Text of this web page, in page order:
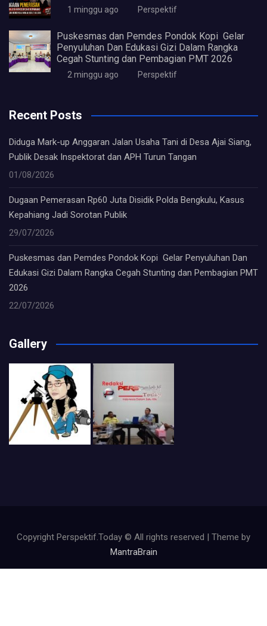
1 minggu ago Perspektif
Puskesmas dan Pemdes Pondok Kopi Gelar
Penyuluhan Dan Edukasi Gizi Dalam Rangka
Cegah Stunting dan Pembagian PMT 2026
2 minggu ago Perspektif
Recent Posts
Diduga Mark-up Anggaran Jalan Usaha Tani di Desa Ajai Siang,
Publik Desak Inspektorat dan APH Turun Tangan
01/08/2026
Dugaan Pemerasan Rp60 Juta Disidik Polda Bengkulu, Kasus
Kepahiang Jadi Sorotan Publik
29/07/2026
Puskesmas dan Pemdes Pondok Kopi Gelar Penyuluhan Dan
Edukasi Gizi Dalam Rangka Cegah Stunting dan Pembagian PMT
2026
22/07/2026
Gallery
Copyright Perspektif.Today © All rights reserved | Theme by
MantraBrain